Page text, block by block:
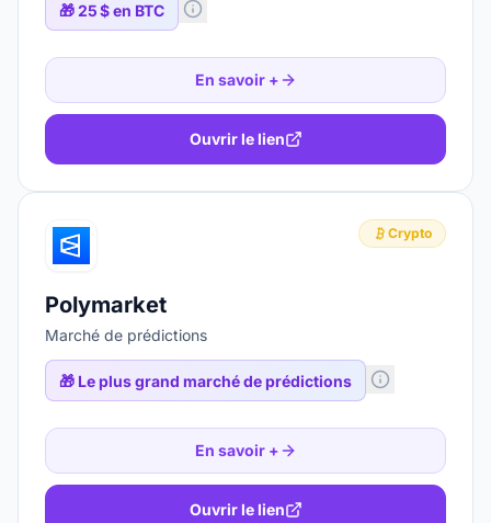
🎁25 $ en BTC
En savoir +
Ouvrir le lien
Crypto
Polymarket
Marché de prédictions
🎁 Le plus grand marché de prédictions
En savoir +
Ouvrir le lien